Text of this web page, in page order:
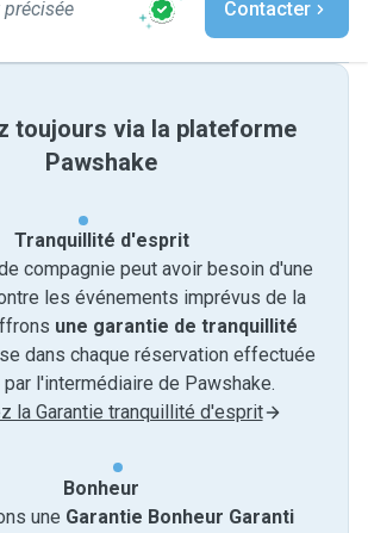
Contacter
toujours via la plateforme
Pawshake
Tranquillité d'esprit
compagnie peut avoir besoin d'une
les événements imprévus de la
une garantie de tranquillité
dans chaque réservation effectuée
l'intermédiaire de Pawshake.
la Garantie tranquillité d'esprit
Bonheur
une Garantie Bonheur Garanti